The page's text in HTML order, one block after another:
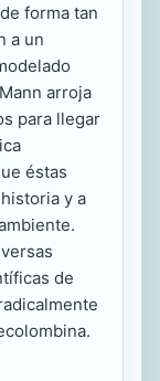
forma tan
a un
arroja
para llegar
éstas
y a
de